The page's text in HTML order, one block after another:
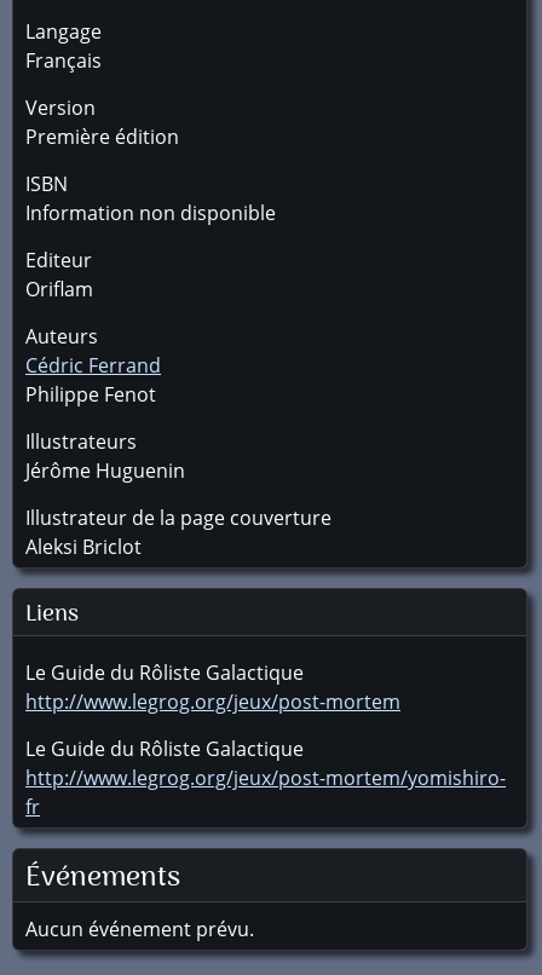
Langage
Français
Version
Première édition
ISBN
Information non disponible
Editeur
Oriflam
Auteurs
Cédric Ferrand
Philippe Fenot
Illustrateurs
Jérôme Huguenin
Illustrateur de la page couverture
Aleksi Briclot
Liens
Le Guide du Rôliste Galactique
http://www.legrog.org/jeux/post-mortem
Le Guide du Rôliste Galactique
http://www.legrog.org/jeux/post-mortem/yomishiro-
fr
Événements
Aucun événement prévu.